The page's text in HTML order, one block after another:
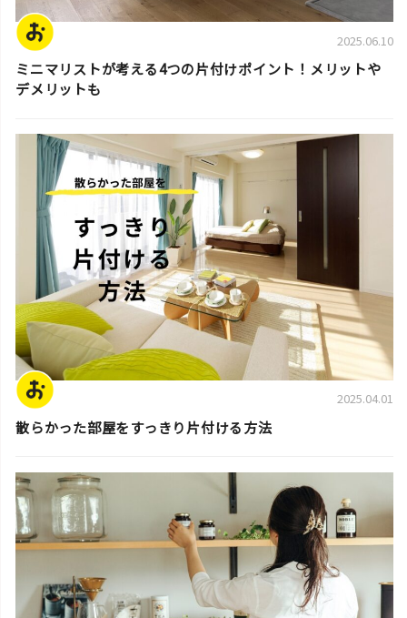
2025.06.10
ミニマリストが考える4つの片付けポイント！メリットや
デメリットも
片付けの基本
2025.04.01
散らかった部屋をすっきり片付ける方法
片付けの基本